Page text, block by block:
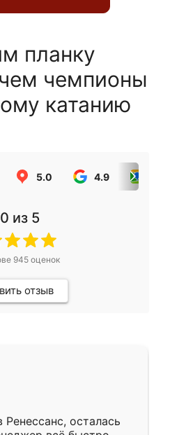
планку
чемпионы
катанию
5.0 4.9
из 5
945оценок
отзыв
осталась